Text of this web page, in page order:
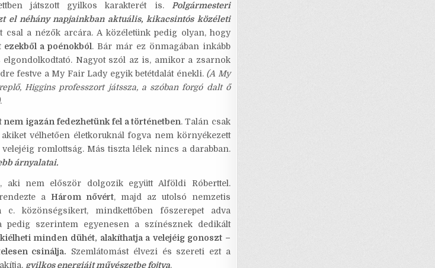
játszott gyilkos karakterét is. Polgármesteri
el néhány napjainkban aktuális, kikacsintós közéleti
csal a nézők arcára. A közéletünk pedig olyan, hogy
a poénokból. Bár már ez önmagában inkább
Nagyot szól az is, amikor a zsarnok
festve a My Fair Lady egyik betétdalát énekli. (A My
Higgins professzort játssza, a szóban forgó dalt ő
.
nem igazán fedezhetünk fel a történetben. Talán csak
vélhetően életkoruknál fogva nem környékezett
romlottság. Más tiszta lélek nincs a darabban.
árnyalatai.
aki nem először dolgozik együtt Alföldi Róberttel.
a Három nővért, majd az utolsó nemzetis
c. közönségsikert, mindkettőben főszerepet adva
pedig szerintem egyenesen a színésznek dedikált
kiélheti minden dühét, alakíthatja a velejéig gonoszt –
csinálja. Szemlátomást élvezi és szereti ezt a
gyilkos energiáit művészetbe fojtva.